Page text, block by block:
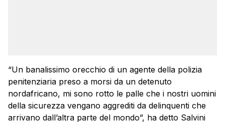
“Un banalissimo orecchio di un agente della polizia
penitenziaria preso a morsi da un detenuto
nordafricano, mi sono rotto le palle che i nostri uomini
della sicurezza vengano aggrediti da delinquenti che
arrivano dall’altra parte del mondo”, ha detto Salvini